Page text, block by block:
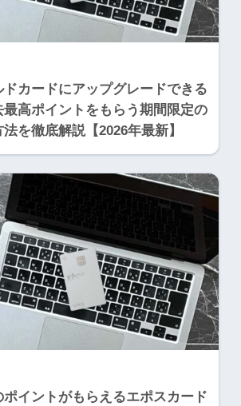
カードにアップグレードできる
最高ポイントをもらう期間限定の
を徹底解説【2026年最新】
イントがもらえるエポスカード